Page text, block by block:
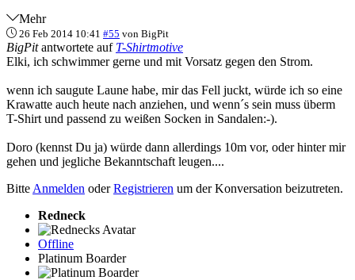
Mehr
26 Feb 2014 10:41 #55 von BigPit
BigPitantwortete auf T-Shirtmotive
Elki, ich schwimmer gerne und mit Vorsatz gegen den Strom.
wenn ich saugute Laune habe, mir das Fell juckt, würde ich so eine
Krawatte auch heute nach anziehen, und wenn´s sein muss überm
T-Shirt und passend zu weißen Socken in Sandalen:-).
Doro (kennst Du ja) würde dann allerdings 10m vor, oder hinter mir
gehen und jegliche Bekanntschaft leugen....
Bitte Anmelden oderRegistrieren um der Konversation beizutreten.
Redneck
Offline
Platinum Boarder